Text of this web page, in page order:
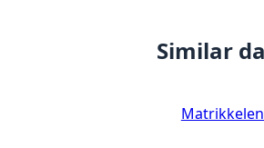
Similar